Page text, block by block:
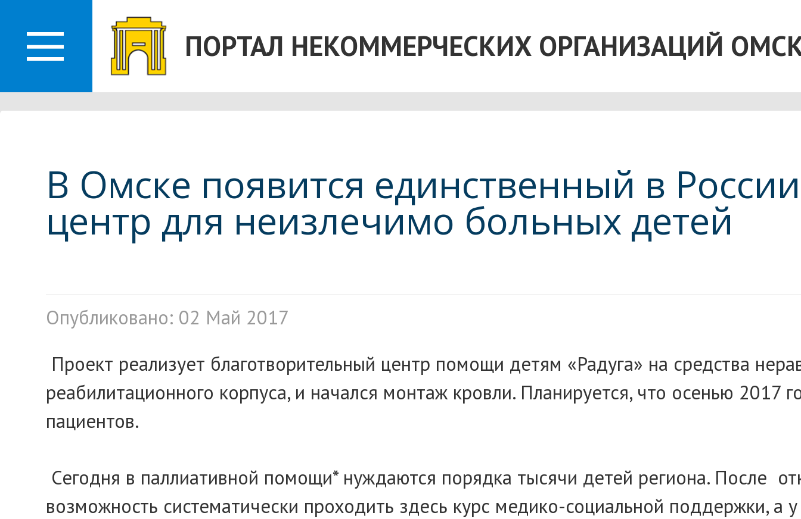
ПОРТАЛ НЕКОММЕРЧЕСКИХ ОРГАНИЗАЦИЙ
В Омске появится единственный в
центр для неизлечимо больных детей
Опубликовано: 02 Май 2017
Проект реализует благотворительный центр помощи детям «Радуга» на средства
реабилитационного корпуса, и начался монтаж кровли. Планируется, что осенью 2017
пациентов.
Сегодня в паллиативной помощи* нуждаются порядка тысячи детей региона. После
возможность систематически проходить здесь курс медико-социальной поддержки,